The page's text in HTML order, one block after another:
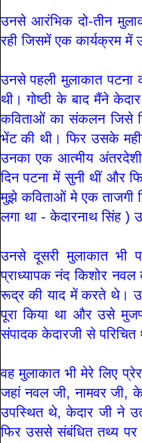
उनसे आरंभिक दो-तीन
रही जिसमें एक कार्यक्रम
उनसे पहली मुलाकात पटना
थी। गोष्‍ठी के बाद मैंने
कविताओं का संकलन जिसे
भेंट की थी। फिर उसके
उनका एक आत्‍मीय
दिन पटना में सुनी थीं और
मुझे कविताओं मे एक ताजगी
लगा था - केदारनाथ सिंह )
उनसे दूसरी मुलाकात
प्राध्‍यापक नंद किशोर नवल
रूद्र की याद में करते थे।
पूरा किया था और उसे
संपादक केदारजी से
वह मुलाकात भी मेरे लिए
जहां नवल जी, नामवर जी,
उपस्थित थे, केदार जी ने
फिर उससे संबंधित तथ्‍य